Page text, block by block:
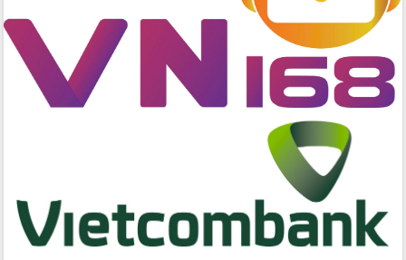
Phát động chiến dịch 30 ngày đêm
giải phóng mặt bằng Tuyến đường bộ
ven biển
Đắk Lắk nỗ lực thúc đẩy tăng trưởng
kinh tế từ 10% trở lên trong Quý
Thứ trưởng Bộ Y tế làm việc với tỉnh
Đắk Lắk về phát triển nhân lực y tế
cho trạm y tế cấp xã